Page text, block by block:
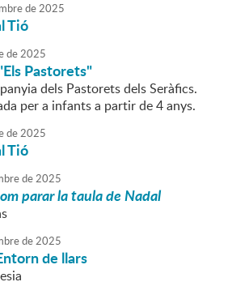
de2025
Tió
de2025
Pastorets"
dels Pastorets dels Seràfics.
per a infants a partir de 4 anys.
de2025
Tió
de2025
parar la taula de Nadal
de2025
de llars